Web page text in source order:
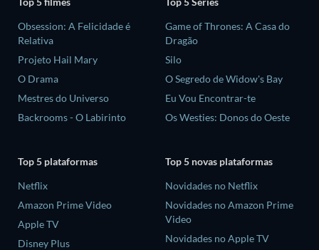
Obsession: A Felicidade é
Relativa
Projeto Hail Mary
O Drama
Mestres do Universo
Backrooms - O Labirinto
Game of Thrones: A Casa do
Dragão
Silo
O Segredo de Widow's Bay
Eu Vou Encontrar-te
Os Westies: Donos do Oeste
Top 5 plataformas
Netflix
Amazon Prime Video
Apple TV
Disney Plus
Top 5 novas plataformas
Novidades no Netflix
Novidades no Amazon Prime
Video
Novidades no Apple TV